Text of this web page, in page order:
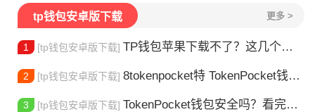
tp钱包安卓版下载 更多 >
1 [tp钱包安卓版下载] TP钱包苹果下载不了？这几个原因你得知道
2 [tp钱包安卓版下载] 8tokenpocket特 TokenPocket钱包特色功能详解，新手老手都该知道
3 [tp钱包安卓版下载] TokenPocket钱包安全吗？看完这篇你就懂了